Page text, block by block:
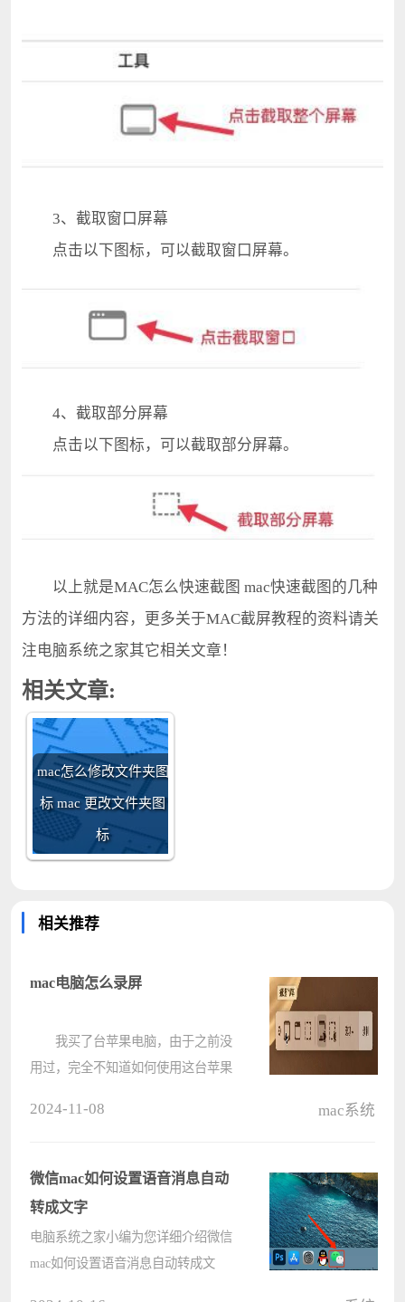
3、截取窗口屏幕
点击以下图标，可以截取窗口屏幕。
4、截取部分屏幕
点击以下图标，可以截取部分屏幕。
以上就是MAC怎么快速截图 mac快速截图的几种
方法的详细内容，更多关于MAC截屏教程的资料请关
注电脑系统之家其它相关文章！
相关文章:
mac怎么修改文件夹图
标 mac 更改文件夹图
标
相关推荐
mac电脑怎么录屏
我买了台苹果电脑，由于之前没
用过，完全不知道如何使用这台苹果
录制桌面内容。你可以使用电脑自带
录????
2024-11-08 mac系统
微信mac如何设置语音消息自动
转成文字
电脑系统之家小编为您详细介绍微信
mac如何设置语音消息自动转成文